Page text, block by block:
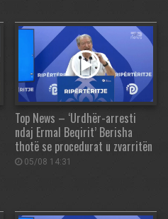
Top News – ‘Urdhër-arresti
ndaj Ermal Beqirit’ Berisha
thotë se procedurat u zvarritën
05/08 14:31